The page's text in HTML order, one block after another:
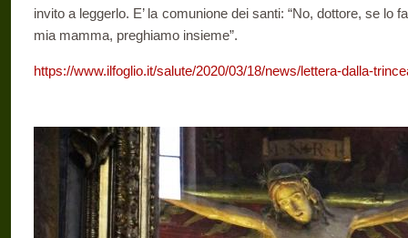
invito a leggerlo. E’ la comunione dei santi: “No, dottore, se lo
mia mamma, preghiamo insieme”.
https://www.ilfoglio.it/salute/2020/03/18/news/lettera-dalla-